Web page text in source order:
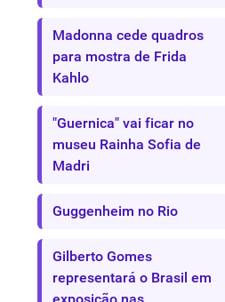
Madonna cede quadros
para mostra de Frida
Kahlo
"Guernica" vai ficar no
museu Rainha Sofia de
Madri
Guggenheim no Rio
Gilberto Gomes
representará o Brasil em